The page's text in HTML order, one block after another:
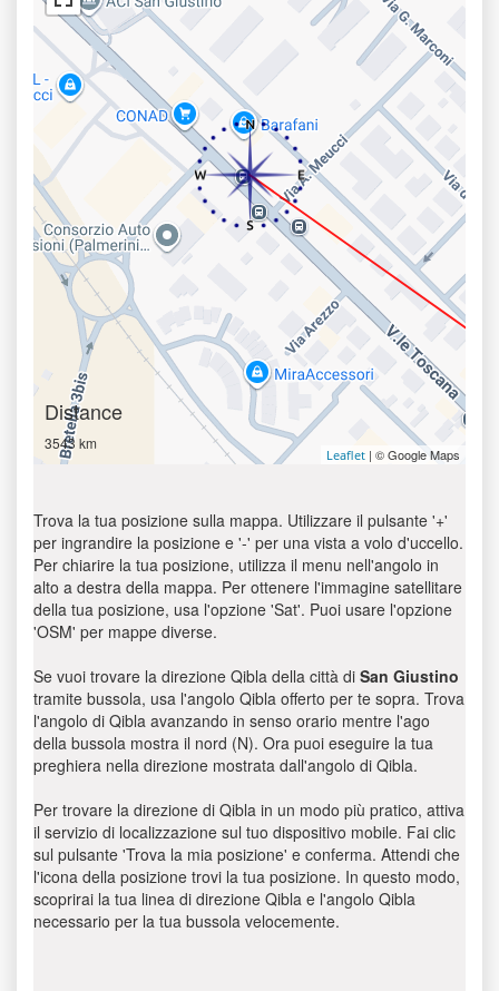
Distance
3543 km
Leaflet | © Google Maps
Trova la tua posizione sulla mappa. Utilizzare il pulsante '+'
per ingrandire la posizione e '-' per una vista a volo d'uccello.
Per chiarire la tua posizione, utilizza il menu nell'angolo in
alto a destra della mappa. Per ottenere l'immagine satellitare
della tua posizione, usa l'opzione 'Sat'. Puoi usare l'opzione
'OSM' per mappe diverse.
Se vuoi trovare la direzione Qibla della città di San Giustino
tramite bussola, usa l'angolo Qibla offerto per te sopra. Trova
l'angolo di Qibla avanzando in senso orario mentre l'ago
della bussola mostra il nord (N). Ora puoi eseguire la tua
preghiera nella direzione mostrata dall'angolo di Qibla.
Per trovare la direzione di Qibla in un modo più pratico, attiva
il servizio di localizzazione sul tuo dispositivo mobile. Fai clic
sul pulsante 'Trova la mia posizione' e conferma. Attendi che
l'icona della posizione trovi la tua posizione. In questo modo,
scoprirai la tua linea di direzione Qibla e l'angolo Qibla
necessario per la tua bussola velocemente.